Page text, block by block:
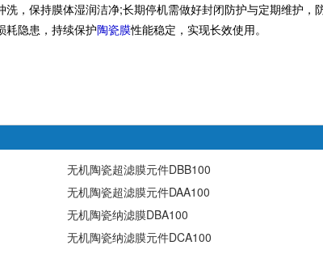
保持膜体湿润洁净;长期停机需做好封闭防护与定期维护，
耗隐患，持续保护陶瓷膜性能稳定，实现长效使用。
无机陶瓷超滤膜元件DBB100
无机陶瓷超滤膜元件DAA100
无机陶瓷纳滤膜DBA100
无机陶瓷纳滤膜元件DCA100